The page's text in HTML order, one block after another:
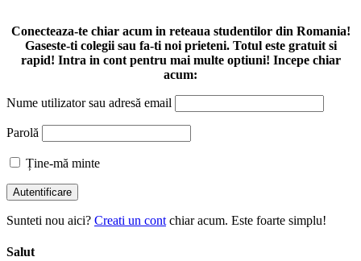
Conecteaza-te chiar acum in reteaua studentilor din Romania!
Gaseste-ti colegii sau fa-ti noi prieteni. Totul este gratuit si
rapid! Intra in cont pentru mai multe optiuni! Incepe chiar
acum:
Nume utilizator sau adresă email
Parolă
Ține-mă minte
Sunteti nou aici? Creati un cont chiar acum. Este foarte simplu!
Salut